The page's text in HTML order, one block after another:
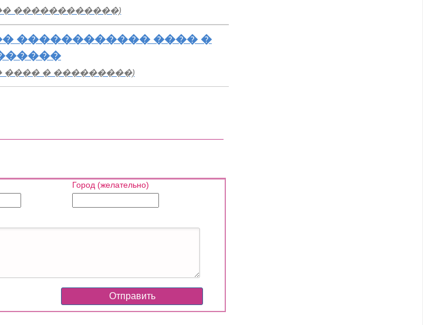
������������)
������������ ���� �
���� � ���������)
Город (желательно)